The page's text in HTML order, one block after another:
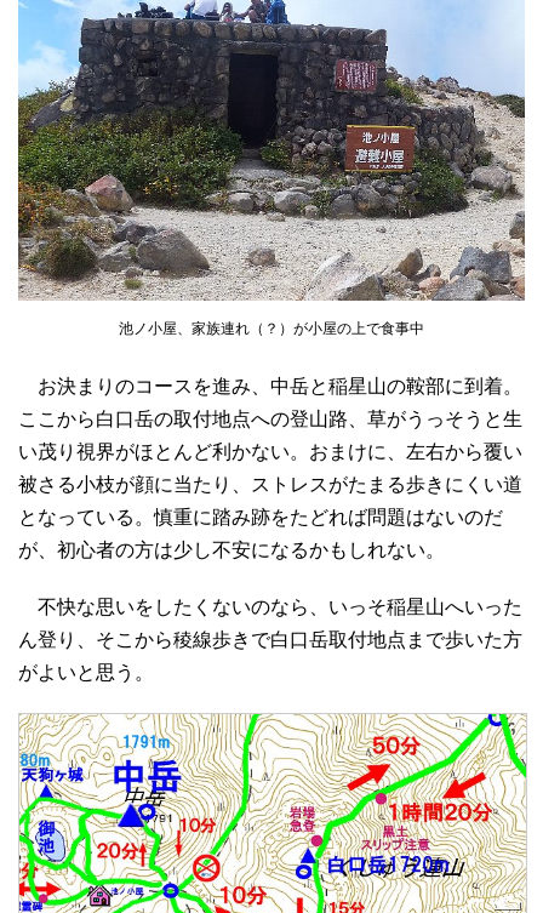
池ノ小屋、家族連れ（？）が小屋の上で食事中
お決まりのコースを進み、中岳と稲星山の鞍部に到着。
ここから白口岳の取付地点への登山路、草がうっそうと生
い茂り視界がほとんど利かない。おまけに、左右から覆い
被さる小枝が顔に当たり、ストレスがたまる歩きにくい道
となっている。慎重に踏み跡をたどれば問題はないのだ
が、初心者の方は少し不安になるかもしれない。
不快な思いをしたくないのなら、いっそ稲星山へいった
ん登り、そこから稜線歩きで白口岳取付地点まで歩いた方
がよいと思う。